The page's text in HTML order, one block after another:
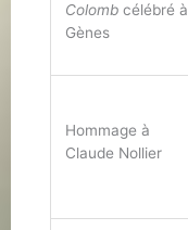
Colomb célébré à
Gènes
Hommage à
Claude Nollier